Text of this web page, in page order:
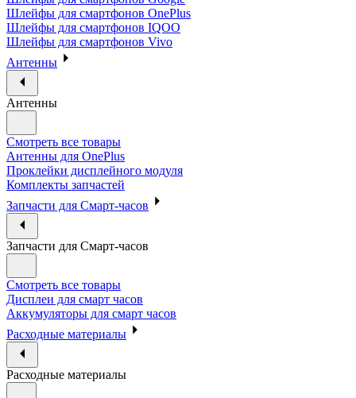
Шлейфы для смартфонов OnePlus
Шлейфы для смартфонов IQOO
Шлейфы для смартфонов Vivo
Антенны
Антенны
Смотреть все товары
Антенны для OnePlus
Проклейки дисплейного модуля
Комплекты запчастей
Запчасти для Смарт-часов
Запчасти для Смарт-часов
Смотреть все товары
Дисплеи для смарт часов
Аккумуляторы для смарт часов
Расходные материалы
Расходные материалы